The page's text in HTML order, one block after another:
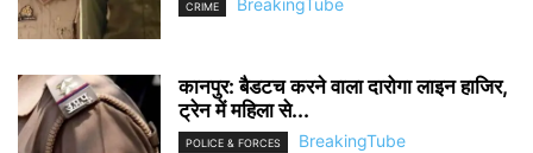
CRIME BreakingTube
कानपुर: बैडटच करने वाला दारोगा लाइन हाजिर,
ट्रेन में महिला से...
POLICE & FORCES BreakingTube